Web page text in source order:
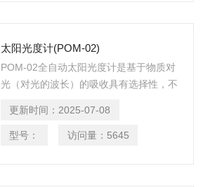
太阳光度计(POM-02)
POM-02全自动太阳光度计是基于物质对
光（对光的波长）的吸收具有选择性，不
光色散后的光谱通过某一溶液时，其中某
些波长的光线就会被溶液吸收。
更新时间： 2025-07-08
型号： 访问量： 5645